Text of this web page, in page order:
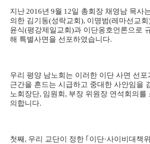
지난 2016년 9월 12일 총회장 채영남 목사
의한 김기동(성락교회 ), 이명범(레마선교회
윤식(평강제일교회 )과 이단옹호언론으로
해 특별사면을 선포하였습니다.
우리 평양 남노회는 이러한 이단 사면 선
근간을 흔드는 시급하고 중대한 사안임을
노회장단, 임원회 , 부장 위원장 연석회의를
의합니다.
첫째 , 우리 교단이 정한 ｢ 이단·사이비대책